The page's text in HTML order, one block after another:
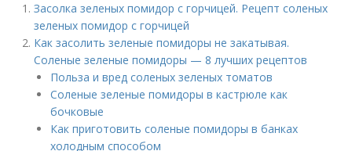
Засолка зеленых помидор с горчицей. Рецепт соленых
зеленых помидор с горчицей
Как засолить зеленые помидоры не закатывая.
Соленые зеленые помидоры — 8 лучших рецептов
Польза и вред соленых зеленых томатов
Соленые зеленые помидоры в кастрюле как
бочковые
Как приготовить соленые помидоры в банках
холодным способом